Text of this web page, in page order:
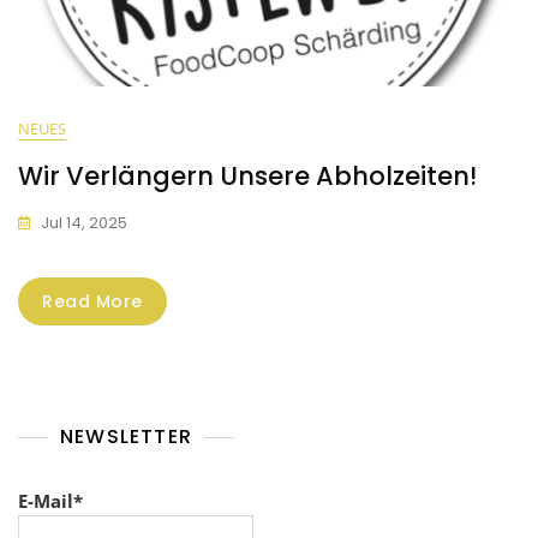
NEUES
Wir Verlängern Unsere Abholzeiten!
Jul 14, 2025
Read More
NEWSLETTER
E-Mail*